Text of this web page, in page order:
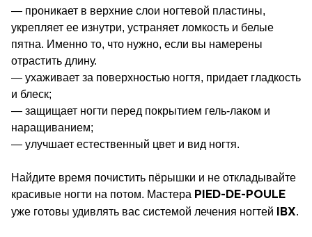
— проникает в верхние слои ногтевой пластины,
укрепляет ее изнутри, устраняет ломкость и белые
пятна. Именно то, что нужно, если вы намерены
отрастить длину.
— ухаживает за поверхностью ногтя, придает гладкость
и блеск;
— защищает ногти перед покрытием гель-лаком и
наращиванием;
— улучшает естественный цвет и вид ногтя.
Найдите время почистить пёрышки и не откладывайте
красивые ногти на потом. Мастера PIED-DE-POULE
уже готовы удивлять вас системой лечения ногтей IBX.